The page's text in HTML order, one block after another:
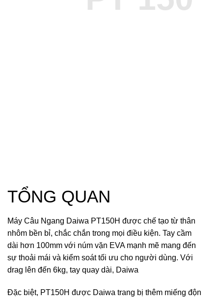
TỔNG QUAN
Máy Câu Ngang Daiwa PT150H được chế tạo từ thân
nhôm bền bỉ, chắc chắn trong mọi điều kiện. Tay cầm
dài hơn 100mm với núm vặn EVA mạnh mẽ mang đến
sự thoải mái và kiểm soát tối ưu cho người dùng. Với
drag lên đến 6kg, tay quay dài, Daiwa
Đặc biệt, PT150H được Daiwa trang bị thêm miếng độn